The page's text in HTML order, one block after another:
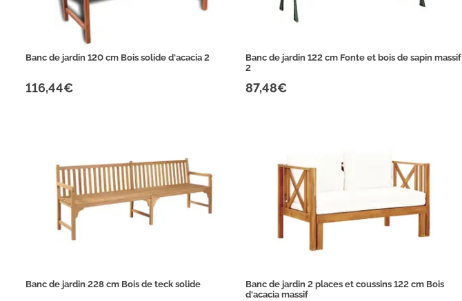
Banc de jardin 120 cm Bois solide d'acacia 2
116,44€
Banc de jardin 122 cm Fonte et bois de sapin massif
2
87,48€
Banc de jardin 228 cm Bois de teck solide
Banc de jardin 2 places et coussins 122 cm Bois
d'acacia massif